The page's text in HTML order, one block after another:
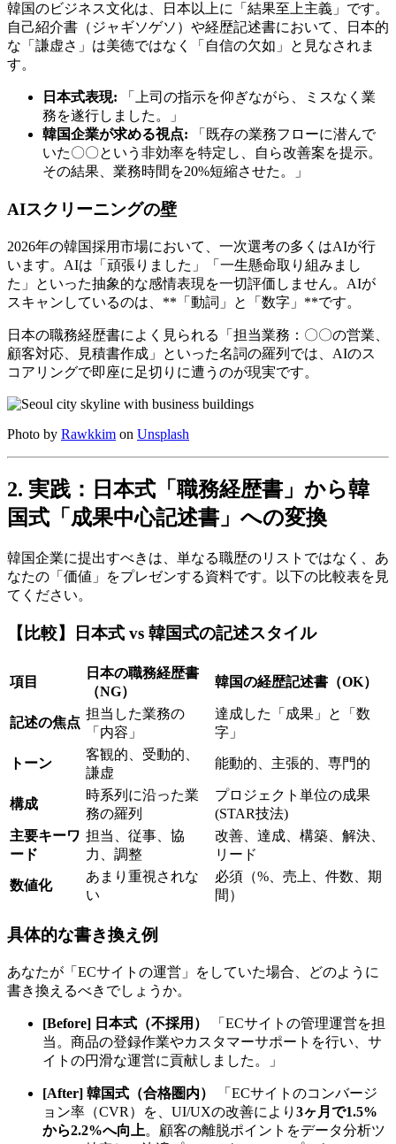
韓国のビジネス文化は、日本以上に「結果至上主義」です。
自己紹介書（ジャギソゲソ）や経歴記述書において、日本的
な「謙虚さ」は美徳ではなく「自信の欠如」と見なされま
す。
日本式表現: 「上司の指示を仰ぎながら、ミスなく業
務を遂行しました。」
韓国企業が求める視点: 「既存の業務フローに潜んで
いた〇〇という非効率を特定し、自ら改善案を提示。
その結果、業務時間を20%短縮させた。」
AIスクリーニングの壁
2026年の韓国採用市場において、一次選考の多くはAIが行
います。AIは「頑張りました」「一生懸命取り組みまし
た」といった抽象的な感情表現を一切評価しません。AIが
スキャンしているのは、**「動詞」と「数字」**です。
日本の職務経歴書によく見られる「担当業務：〇〇の営業、
顧客対応、見積書作成」といった名詞の羅列では、AIのス
コアリングで即座に足切りに遭うのが現実です。
Photo by Rawkkim on Unsplash
2. 実践：日本式「職務経歴書」から韓
国式「成果中心記述書」への変換
韓国企業に提出すべきは、単なる職歴のリストではなく、あ
なたの「価値」をプレゼンする資料です。以下の比較表を見
てください。
【比較】日本式 vs 韓国式の記述スタイル
項目
日本の職務経歴書
（NG）
韓国の経歴記述書（OK）
記述の焦点
担当した業務の
「内容」
達成した「成果」と「数
字」
トーン
客観的、受動的、
謙虚
能動的、主張的、専門的
構成
時系列に沿った業
務の羅列
プロジェクト単位の成果
(STAR技法)
主要キーワ
ード
担当、従事、協
力、調整
改善、達成、構築、解決、
リード
数値化
あまり重視されな
い
必須（%、売上、件数、期
間）
具体的な書き換え例
あなたが「ECサイトの運営」をしていた場合、どのように
書き換えるべきでしょうか。
[Before] 日本式（不採用）
「ECサイトの管理運営を担
当。商品の登録作業やカスタマーサポートを行い、サ
イトの円滑な運営に貢献しました。」
[After] 韓国式（合格圏内）
「ECサイトのコンバージ
ョン率（CVR）を、UI/UXの改善により​ 3ヶ月で1.5%
から2.2%へ向上。顧客の離脱ポイントをデータ分析ツ